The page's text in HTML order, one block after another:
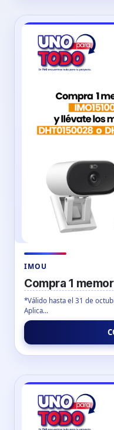
IMOU
Compra 1
*Válido hasta el 31 de
Aplica...